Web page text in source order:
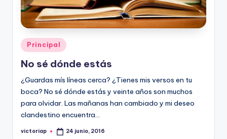
Publicado
en
Principal
No sé dónde estás
¿Guardas mís líneas cerca? ¿Tienes mis versos en tu
boca? No sé dónde estás y veinte años son muchos
para olvidar. Las mañanas han cambiado y mi deseo
clandestino encuentra…
Publicado
victoriap 24 junio, 2016